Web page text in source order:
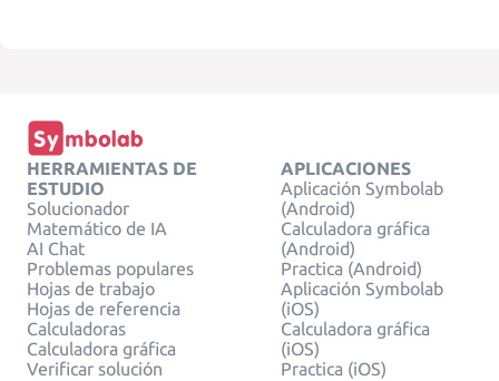
HERRAMIENTAS DE
ESTUDIO
Solucionador
Matemático de IA
AI Chat
Problemas populares
Hojas de trabajo
Hojas de referencia
Calculadoras
Calculadora gráfica
Verificar solución
APLICACIONES
Aplicación Symbolab
(Android)
Calculadora gráfica
(Android)
Practica (Android)
Aplicación Symbolab
(iOS)
Calculadora gráfica
(iOS)
Practica (iOS)